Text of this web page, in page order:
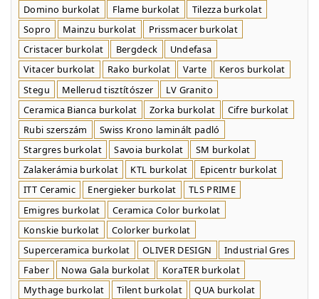
Domino burkolat
Flame burkolat
Tilezza burkolat
Sopro
Mainzu burkolat
Prissmacer burkolat
Cristacer burkolat
Bergdeck
Undefasa
Vitacer burkolat
Rako burkolat Varte
Keros burkolat
Stegu
Mellerud tisztítószer
LV Granito
Ceramica Bianca burkolat
Zorka burkolat
Cifre burkolat
Rubi szerszám
Swiss Krono laminált padló
Stargres burkolat
Savoia burkolat
SM burkolat
Zalakerámia burkolat
KTL burkolat
Epicentr burkolat
ITT Ceramic
Energieker burkolat
TLS PRIME
Emigres burkolat
Ceramica Color burkolat
Konskie burkolat
Colorker burkolat
Superceramica burkolat
OLIVER DESIGN
Industrial Gres
Faber
Nowa Gala burkolat
KoraTER burkolat
Mythage burkolat
Tilent burkolat
QUA burkolat